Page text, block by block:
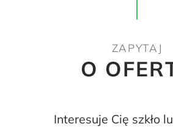
ZAPYTAJ
O
Interesuje Cię szkło